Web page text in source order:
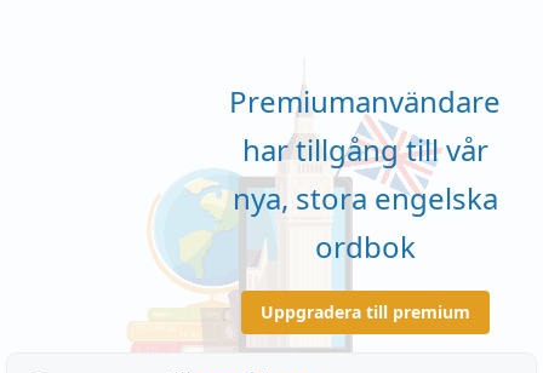
Premiumanvändare
har tillgång till vår
nya, stora engelska
ordbok
Uppgradera till premium